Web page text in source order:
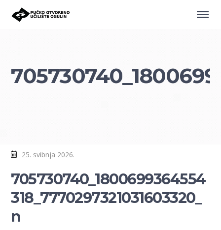
25. svibnja 2026.
705730740_1800699364554
318_7770297321031603320_
n